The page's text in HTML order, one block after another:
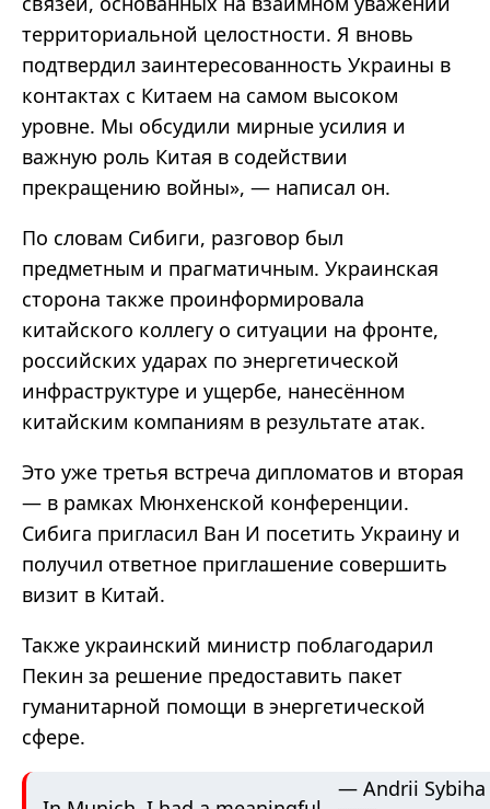
территориальной целостности. Я вновь
подтвердил заинтересованность Украины в
контактах с Китаем на самом высоком
уровне. Мы обсудили мирные усилия и
важную роль Китая в содействии
прекращению войны», — написал он.
По словам Сибиги, разговор был
предметным и прагматичным. Украинская
сторона также проинформировала
китайского коллегу о ситуации на фронте,
российских ударах по энергетической
инфраструктуре и ущербе, нанесённом
китайским компаниям в результате атак.
Это уже третья встреча дипломатов и вторая
— в рамках Мюнхенской конференции.
Сибига пригласил Ван И посетить Украину и
получил ответное приглашение совершить
визит в Китай.
Также украинский министр поблагодарил
Пекин за решение предоставить пакет
гуманитарной помощи в энергетической
сфере.
— Andrii Sybiha